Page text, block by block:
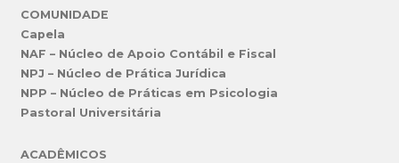
COMUNIDADE
Capela
NAF – Núcleo de Apoio Contábil e Fiscal
NPJ – Núcleo de Prática Jurídica
NPP – Núcleo de Práticas em Psicologia
Pastoral Universitária
ACADÊMICOS